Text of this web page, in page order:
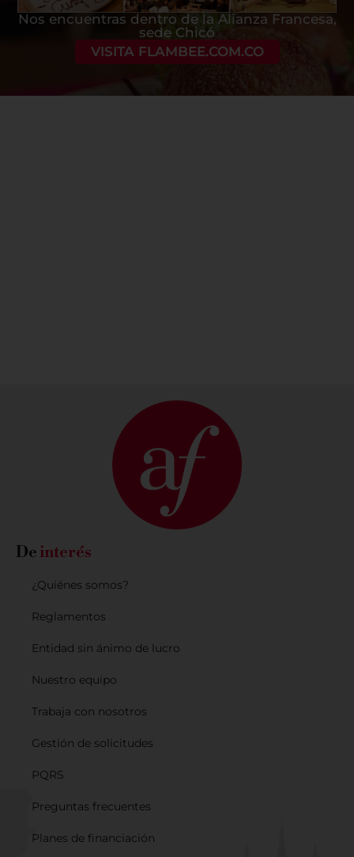
Nos encuentras dentro de la Alianza Francesa,
sede Chicó
VISITA FLAMBEE.COM.CO
De interés
¿Quiénes somos?
Reglamentos
Entidad sin ánimo de lucro
Nuestro equipo
Trabaja con nosotros
Gestión de solicitudes
PQRS
Preguntas frecuentes
Planes de financiación